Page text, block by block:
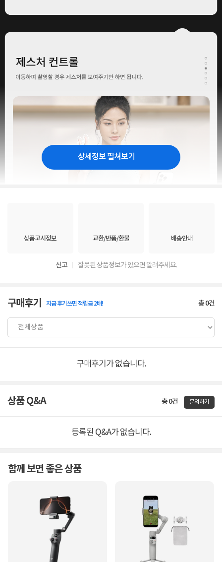
상세정보 펼쳐보기
상품고시정보 교환/반품/환불 배송안내
신고 잘못된 상품정보가 있으면 알려주세요.
구매후기 지금 후기쓰면 적립금 2배! 총0건
구매후기가 없습니다.
상품 Q&A 총 0건 문의하기
등록된 Q&A가 없습니다.
함께 보면 좋은 상품